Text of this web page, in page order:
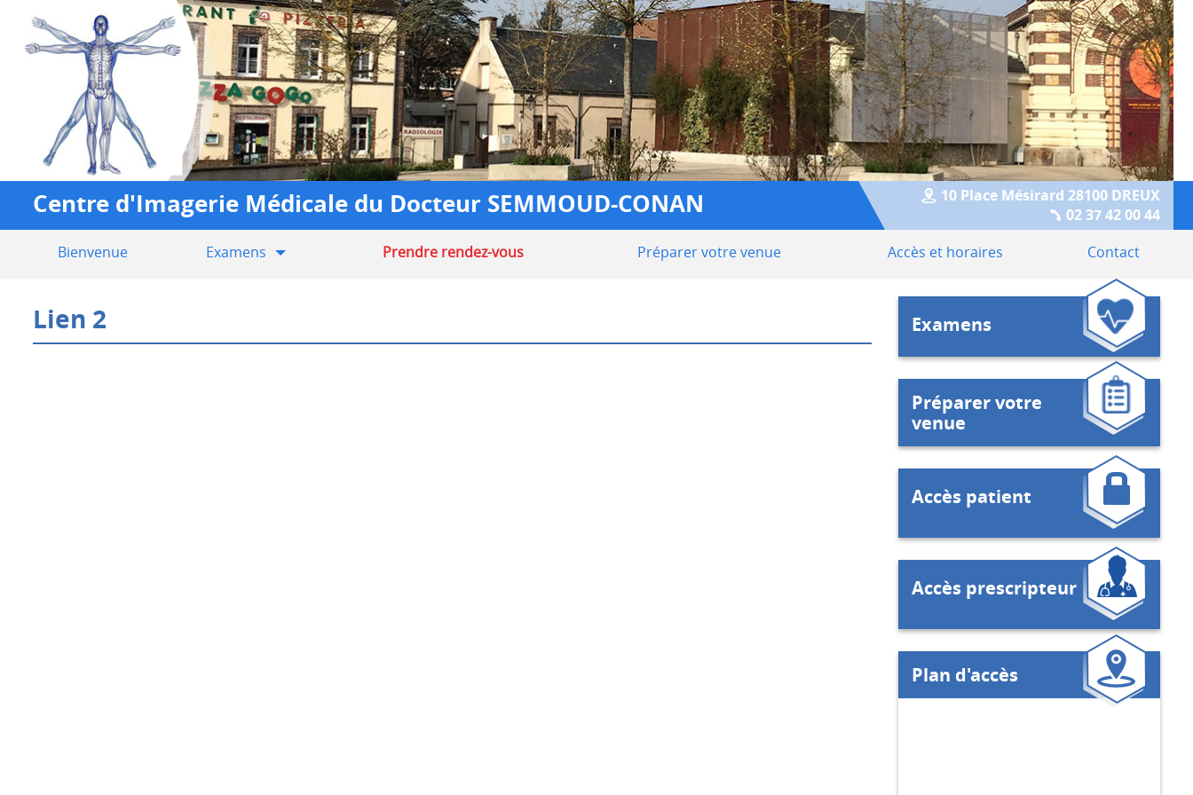
Centre d'Imagerie Médicale du Docteur SEMMOUD-CONAN
10 Place Mésirard 28100 DREUX
02 37 42 00 44
Bienvenue
Examens Prendre rendez-vous Préparer votre venue Accès et horaires Contact
Lien 2
Plan d'accès
Examens
Préparer votre
venue
Accès patient
Accès prescripteur